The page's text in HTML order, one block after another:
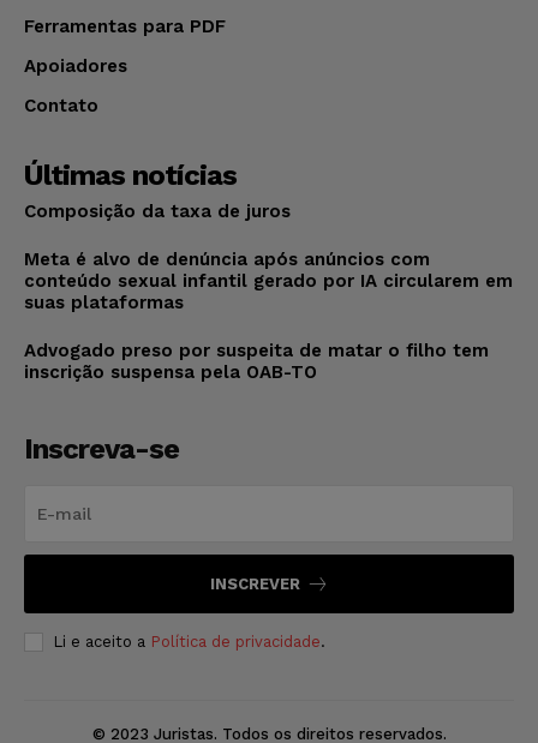
Ferramentas para PDF
Apoiadores
Contato
Últimas notícias
Composição da taxa de juros
Meta é alvo de denúncia após anúncios com
conteúdo sexual infantil gerado por IA circularem em
suas plataformas
Advogado preso por suspeita de matar o filho tem
inscrição suspensa pela OAB-TO
Inscreva-se
INSCREVER
Li e aceito a Política de privacidade.
© 2023 Juristas. Todos os direitos reservados.